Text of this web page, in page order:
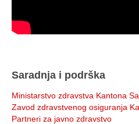
Saradnja i podrška
Ministarstvo zdravstva Kantona
Zavod zdravstvenog osiguranja
Partneri za javno zdravstvo